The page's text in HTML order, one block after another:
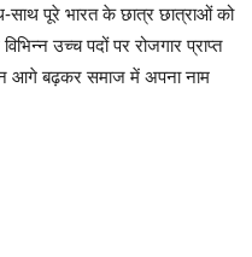
साथ पूरे भारत के छात्र छात्राओं को
उच्च पदों पर रोजगार प्राप्त
आगे बढ़कर समाज में अपना नाम